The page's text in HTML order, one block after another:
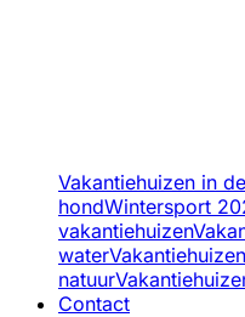
Vakantiehuizen in
hondWintersport
vakantiehuizen
water
natuur
Contact